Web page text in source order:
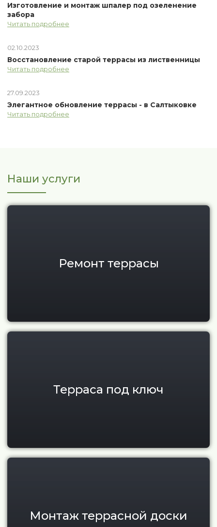
Изготовление и монтаж шпалер под озеленение
забора
Читать подробнее
02.10.2023
Восстановление старой террасы из лиственницы
Читать подробнее
27.09.2023
Элегантное обновление террасы - в Салтыковке
Читать подробнее
Наши услуги
Ремонт террасы
Терраса под ключ для дома в
Терраса под ключ
Монтаж террасной доски в
Монтаж террасной доски